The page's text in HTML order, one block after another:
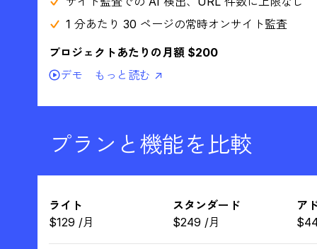
1 分あたり 30 ページの常時オンサイト監査
プロジェクトあたりの月額 $200
デモ
もっと読む ↗
プランと機能を比較
ライト
$129 /月
スタンダード
$249 /月
ア
$